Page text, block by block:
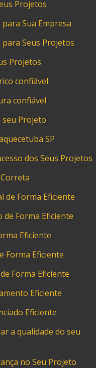
Projetos
Sua Empresa
Seus Projetos
Projetos
confiável
confiável
seu Projeto
SP
dos Seus Projetos
de Forma Eficiente
Forma Eficiente
Eficiente
Forma Eficiente
Forma Eficiente
Eficiente
Eficiente
a qualidade do seu
no Seu Projeto